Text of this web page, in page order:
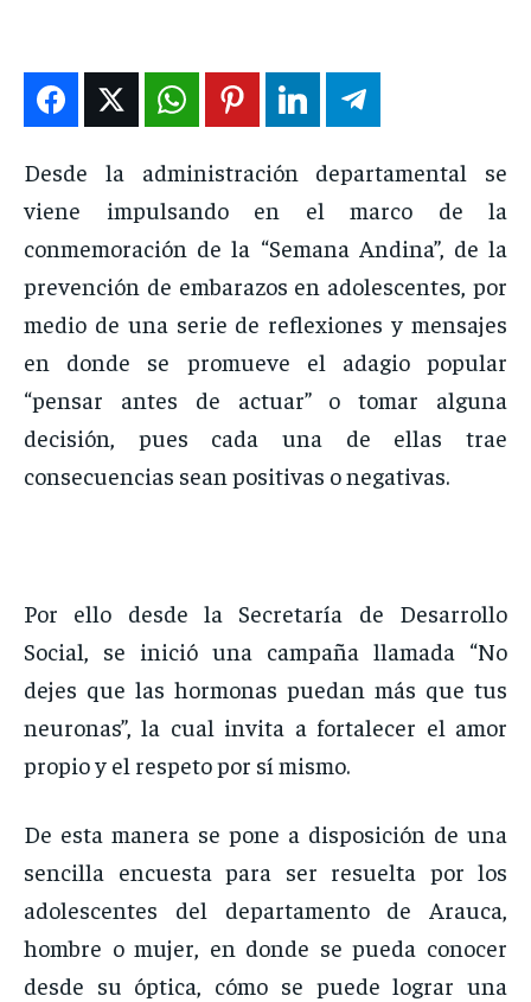
EN VIVO
NOSOTROS
INSTITUCIONAL
PUATE CON NOSOTROS
EN VIVO
NOSOTROS
INSTITUCIONAL
PUATE CON NOSOTROS
EN VIVO
NOSOTROS
INSTITUCIONAL
PUATE CON NOSOTROS
EN VIVO
NOSOTROS
INSTITUCIONAL
PUATE CON NOSOTROS
Desde la administración departamental se
viene impulsando en el marco de la
conmemoración de la “Semana Andina”, de la
prevención de embarazos en adolescentes, por
medio de una serie de reflexiones y mensajes
en donde se promueve el adagio popular
“pensar antes de actuar” o tomar alguna
decisión, pues cada una de ellas trae
consecuencias sean positivas o negativas.
Por ello desde la Secretaría de Desarrollo
Social, se inició una campaña llamada “No
dejes que las hormonas puedan más que tus
neuronas”, la cual invita a fortalecer el amor
propio y el respeto por sí mismo.
De esta manera se pone a disposición de una
sencilla encuesta para ser resuelta por los
adolescentes del departamento de Arauca,
hombre o mujer, en donde se pueda conocer
desde su óptica, cómo se puede lograr una